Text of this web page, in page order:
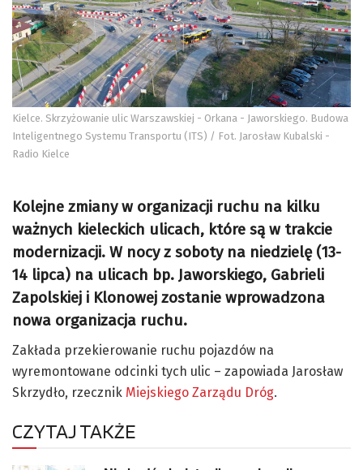
Kielce. Skrzyżowanie ulic Warszawskiej - Orkana - Jaworskiego. Budowa
Inteligentnego Systemu Transportu (ITS) / Fot. Jarosław Kubalski -
Radio Kielce
Kolejne zmiany w organizacji ruchu na kilku
ważnych kieleckich ulicach, które są w trakcie
modernizacji. W nocy z soboty na niedzielę (13-
14 lipca) na ulicach bp. Jaworskiego, Gabrieli
Zapolskiej i Klonowej zostanie wprowadzona
nowa organizacja ruchu.
Zakłada przekierowanie ruchu pojazdów na
wyremontowane odcinki tych ulic – zapowiada Jarosław
Skrzydło, rzecznik Miejskiego Zarządu Dróg.
CZYTAJ TAKŻE